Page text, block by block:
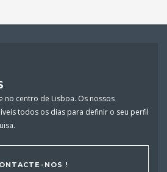
no centro de Lisboa. Os nossos
todos os dias para definir o seu perfil
NOS !